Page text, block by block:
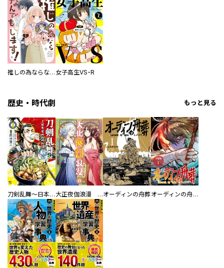
推しの為ならなんでもします！ 女子高生VS-R
歴史・時代劇 もっと見る
刀剣乱舞～日本号つれづれ酒～ 大正夜伽浪漫 －金曜日の花嫁—オーディンの舟葬 オーディンの舟葬 分冊版